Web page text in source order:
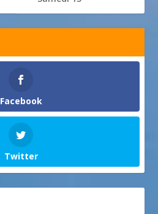
Facebook
Twitter